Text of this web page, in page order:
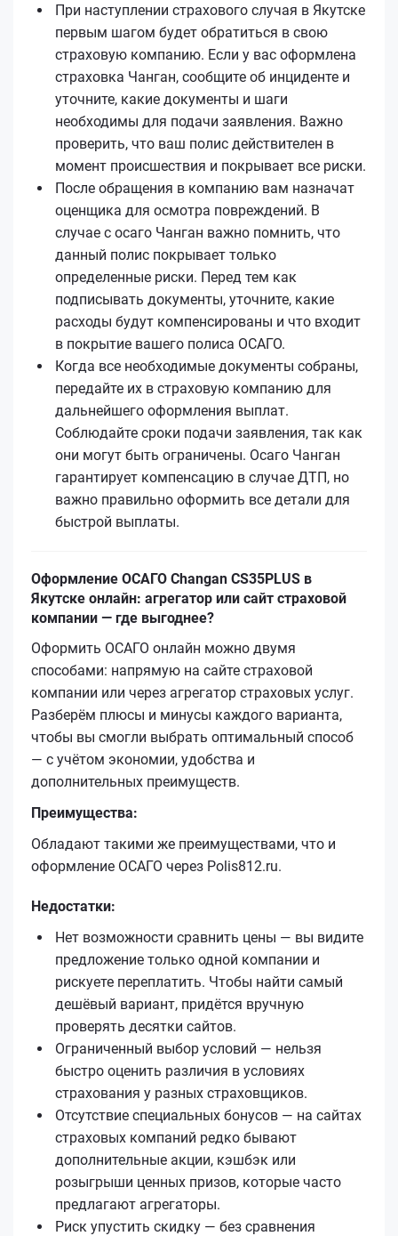
При наступлении страхового случая в Якутске
первым шагом будет обратиться в свою
страховую компанию. Если у вас оформлена
страховка Чанган, сообщите об инциденте и
уточните, какие документы и шаги
необходимы для подачи заявления. Важно
проверить, что ваш полис действителен в
момент происшествия и покрывает все риски.
После обращения в компанию вам назначат
оценщика для осмотра повреждений. В
случае с осаго Чанган важно помнить, что
данный полис покрывает только
определенные риски. Перед тем как
подписывать документы, уточните, какие
расходы будут компенсированы и что входит
в покрытие вашего полиса ОСАГО.
Когда все необходимые документы собраны,
передайте их в страховую компанию для
дальнейшего оформления выплат.
Соблюдайте сроки подачи заявления, так как
они могут быть ограничены. Осаго Чанган
гарантирует компенсацию в случае ДТП, но
важно правильно оформить все детали для
быстрой выплаты.
Оформление ОСАГО Changan CS35PLUS в
Якутске онлайн: агрегатор или сайт страховой
компании — где выгоднее?
Оформить ОСАГО онлайн можно двумя
способами: напрямую на сайте страховой
компании или через агрегатор страховых услуг.
Разберём плюсы и минусы каждого варианта,
чтобы вы смогли выбрать оптимальный способ
— с учётом экономии, удобства и
дополнительных преимуществ.
Преимущества:
Обладают такими же преимуществами, что и
оформление ОСАГО через Polis812.ru.
Недостатки:
Нет возможности сравнить цены — вы видите
предложение только одной компании и
рискуете переплатить. Чтобы найти самый
дешёвый вариант, придётся вручную
проверять десятки сайтов.
Ограниченный выбор условий — нельзя
быстро оценить различия в условиях
страхования у разных страховщиков.
Отсутствие специальных бонусов — на сайтах
страховых компаний редко бывают
дополнительные акции, кэшбэк или
розыгрыши ценных призов, которые часто
предлагают агрегаторы.
Риск упустить скидку — без сравнения